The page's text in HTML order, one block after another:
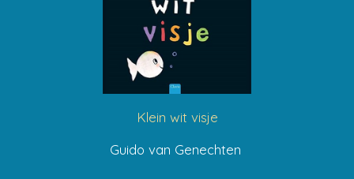
Klein wit visje
Guido van Genechten